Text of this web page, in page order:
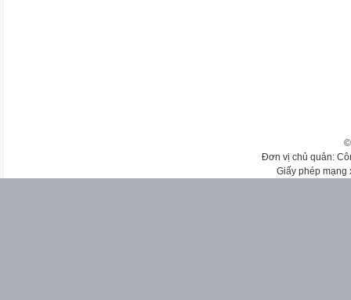
Đơn vị chủ quản:
Giấy phép mạng